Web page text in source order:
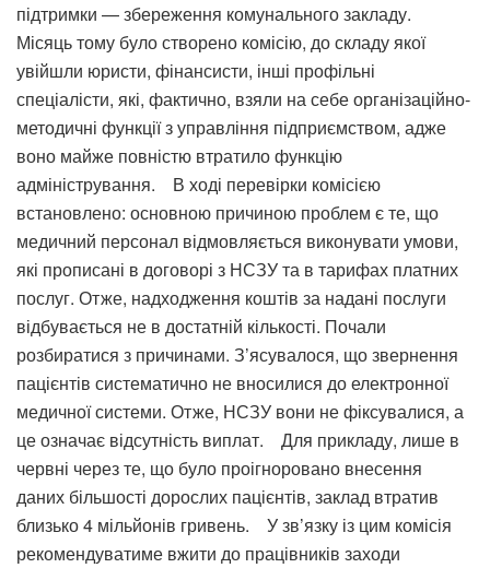
підтримки — збереження комунального закладу.
Місяць тому було створено комісію, до складу якої
увійшли юристи, фінансисти, інші профільні
спеціалісти, які, фактично, взяли на себе організаційно-
методичні функції з управління підприємством, адже
воно майже повністю втратило функцію
адміністрування. В ході перевірки комісією
встановлено: основною причиною проблем є те, що
медичний персонал відмовляється виконувати умови,
які прописані в договорі з НСЗУ та в тарифах платних
послуг. Отже, надходження коштів за надані послуги
відбувається не в достатній кількості. Почали
розбиратися з причинами. З’ясувалося, що звернення
пацієнтів систематично не вносилися до електронної
медичної системи. Отже, НСЗУ вони не фіксувалися, а
це означає відсутність виплат. Для прикладу, лише в
червні через те, що було проігноровано внесення
даних більшості дорослих пацієнтів, заклад втратив
близько 4 мільйонів гривень. У зв’язку із цим комісія
рекомендуватиме вжити до працівників заходи